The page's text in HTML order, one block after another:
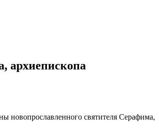
архиепископа
новопрославленного святителя Серафима,